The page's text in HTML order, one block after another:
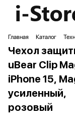
Главная Каталог
Чехол
uBear Clip
iPhone 15,
усиленный,
розовый